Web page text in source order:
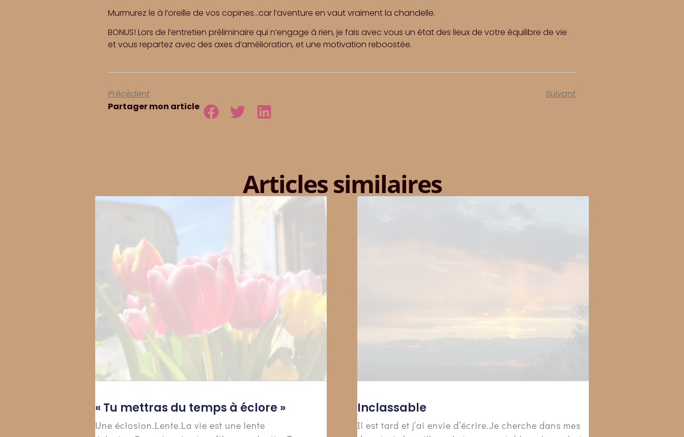
Murmurez le à l’oreille de vos copines…car l’aventure en vaut vraiment la chandelle.
BONUS! Lors de l’entretien préliminaire qui n’engage à rien, je fais avec vous un état des lieux de votre équilibre de vie
et vous repartez avec des axes d’amélioration, et une motivation reboostée.
Précédent
Suivant
Partager mon article
Articles similaires
« Tu mettras du temps à éclore »
Une éclosion.Lente.La vie est une lente
Inclassable
Il est tard et j’ai envie d’écrire.Je cherche dans mes